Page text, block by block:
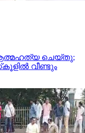
ആത്മഹത്യ ചെയ്തു;
വീണ്ടും